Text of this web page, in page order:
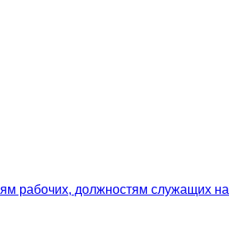
рабочих, должностям служащих